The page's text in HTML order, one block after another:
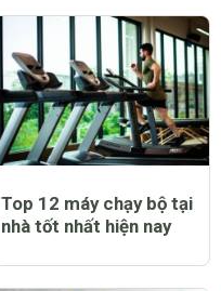
Top 12 máy chạy bộ tại
nhà tốt nhất hiện nay